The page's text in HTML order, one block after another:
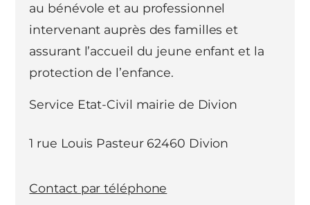
au bénévole et au professionnel
intervenant auprès des familles et
assurant l’accueil du jeune enfant et la
protection de l’enfance.
Service Etat-Civil mairie de Divion
1 rue Louis Pasteur 62460 Divion
Contact par téléphone